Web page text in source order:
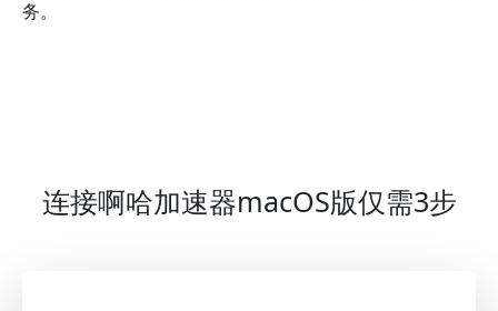
务。
连接啊哈加速器macOS版仅需3步